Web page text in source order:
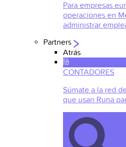
Para empresas
operaciones en
administrar
Partners
Atrás
CONTADORES
Súmate a la red
que usan Runa